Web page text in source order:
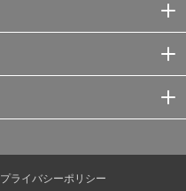
プライバシーポリシー